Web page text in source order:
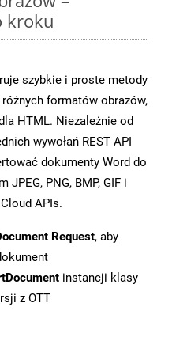
kroku
szybkie i proste metody
formatów obrazów,
HTML. Niezależnie od
wywołań REST API
dokumenty Word do
PNG, BMP, GIF i
APIs.
Request, aby
instancji klasy
z OTT